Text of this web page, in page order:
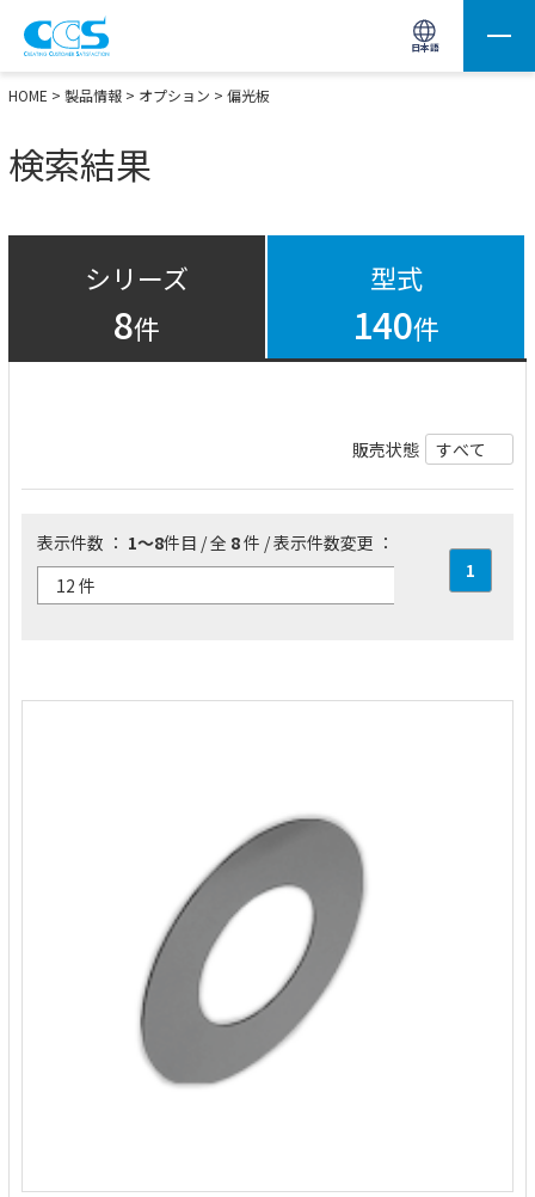
日本語
画像処理用の製品検索 サイト内検索(Enterで実行)
HOME > 製品情報 > オプション > 偏光板
検索結果
シリーズ
8件
型式
140件
販売状態
表示件数 ： 1～8件目 / 全 8件 / 表示件数変更 ：
1